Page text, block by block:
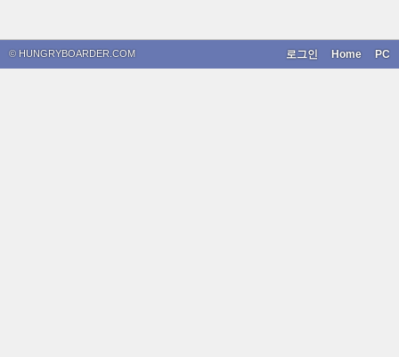
© HUNGRYBOARDER.COM PC
Home
로그인